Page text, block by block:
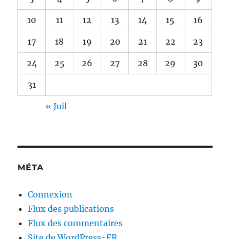
10 11 12 13 14 15 16
17 18 19 20 21 22 23
24 25 26 27 28 29 30
31
« Juil
MÉTA
Connexion
Flux des publications
Flux des commentaires